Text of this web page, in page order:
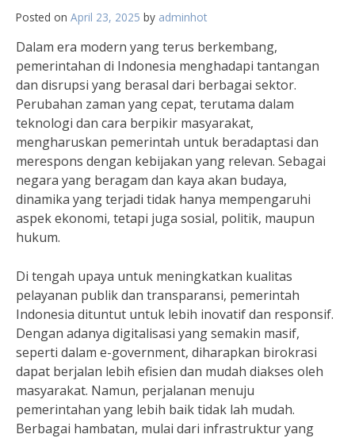
Posted on April 23, 2025 by adminhot
Dalam era modern yang terus berkembang,
pemerintahan di Indonesia menghadapi tantangan
dan disrupsi yang berasal dari berbagai sektor.
Perubahan zaman yang cepat, terutama dalam
teknologi dan cara berpikir masyarakat,
mengharuskan pemerintah untuk beradaptasi dan
merespons dengan kebijakan yang relevan. Sebagai
negara yang beragam dan kaya akan budaya,
dinamika yang terjadi tidak hanya mempengaruhi
aspek ekonomi, tetapi juga sosial, politik, maupun
hukum.
Di tengah upaya untuk meningkatkan kualitas
pelayanan publik dan transparansi, pemerintah
Indonesia dituntut untuk lebih inovatif dan responsif.
Dengan adanya digitalisasi yang semakin masif,
seperti dalam e-government, diharapkan birokrasi
dapat berjalan lebih efisien dan mudah diakses oleh
masyarakat. Namun, perjalanan menuju
pemerintahan yang lebih baik tidak lah mudah.
Berbagai hambatan, mulai dari infrastruktur yang